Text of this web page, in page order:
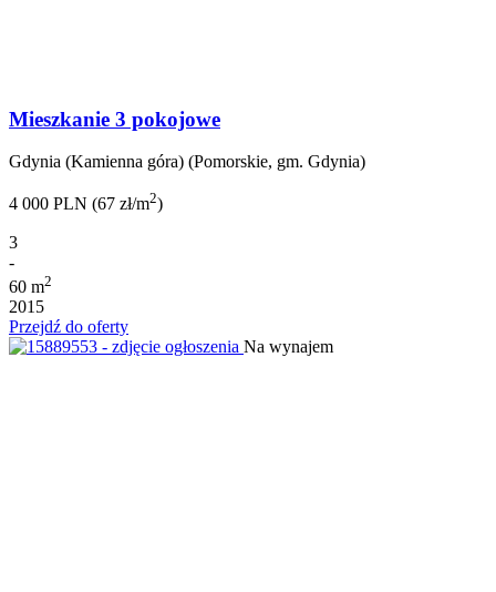
Mieszkanie 3 pokojowe
Gdynia (Kamienna góra) (Pomorskie, gm. Gdynia)
4 000 PLN (67 zł/m2)
3
-
60 m2
2015
Przejdź do oferty
Na wynajem